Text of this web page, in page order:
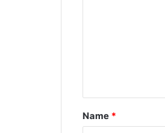
t
*
Name *